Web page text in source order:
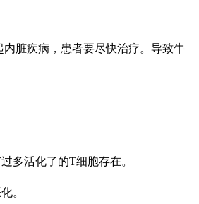
脏疾病，患者要尽快治疗。导致牛
多活化了的T细胞存在。
。